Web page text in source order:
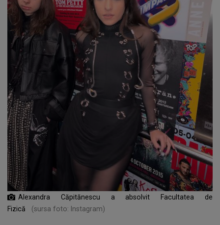
Alexandra Căpitănescu a absolvit Facultatea de
Fizică
(sursa foto: Instagram)